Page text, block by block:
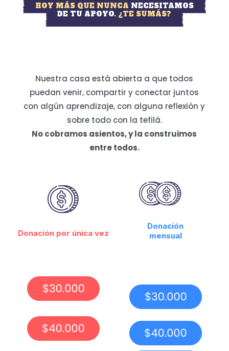
HOY MÁS QUE NUNCA NECESITAMOS
DE TU APOYO. ¿TE SUMÁS?
Nuestra casa está abierta a que todos
puedan venir, compartir y conectar juntos
con algún aprendizaje, con alguna reflexión y
sobre todo con la tefilá.
No cobramos asientos, y la construimos
entre todos.
Donación por única vez
Donación
mensual